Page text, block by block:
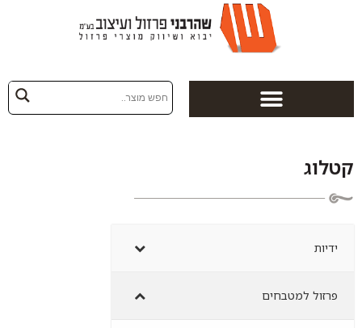
ידיות
פרזול למטבחים